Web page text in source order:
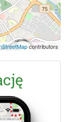
contributors